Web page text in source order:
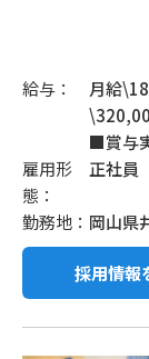
給与：
月給
■賞与
雇用形
態：
正社員
勤務地： 岡山県
採用情報